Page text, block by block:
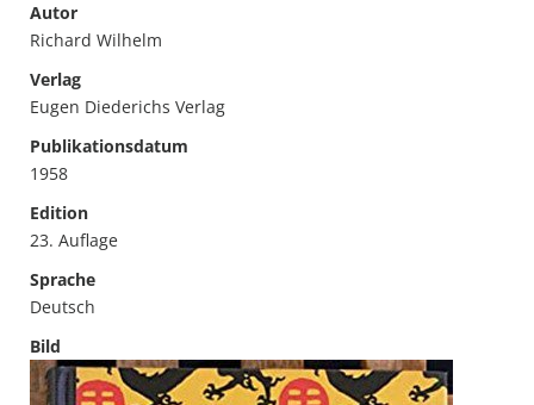
Autor
Richard Wilhelm
Verlag
Eugen Diederichs Verlag
Publikationsdatum
1958
Edition
23. Auflage
Sprache
Deutsch
Bild